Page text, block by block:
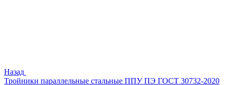
Назад
Тройники параллельные стальные ППУ ПЭ ГОСТ 30732-2020